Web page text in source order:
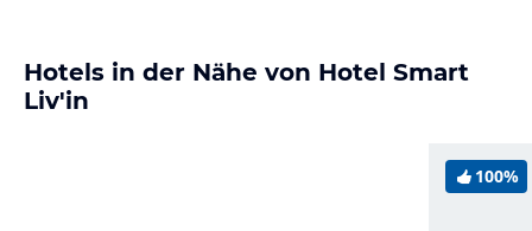
Hotels in der Nähe von Hotel Smart
Liv'in
100%